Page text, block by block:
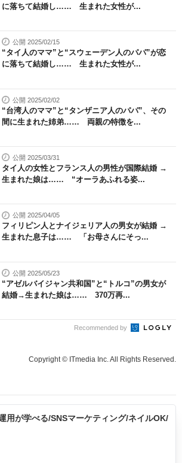
に落ちて結婚し…… 生まれた女性が...
公開 2025/02/15
“タイ人のママ”と“スウェーデン人のパパ”が恋
に落ちて結婚し…… 生まれた女性が...
公開 2025/02/02
“台湾人のママ”と“タンザニア人のパパ”、その
間に生まれた姉弟…… 両親の特徴を...
公開 2025/03/31
タイ人の女性とフランス人の男性が国際結婚 →
生まれた娘は…… “オーラあふれる姿...
公開 2025/04/05
フィリピン人とナイジェリア人の男女が結婚 →
生まれた息子は…… 「お母さんにそっ...
公開 2025/05/23
“アゼルバイジャン共和国”と“トルコ”の男女が
結婚→生まれた娘は…… 370万再...
Recommended by
Copyright © ITmedia Inc. All Rights Reserved.
用が学べる/SNSマーケティング/ネイルOK/